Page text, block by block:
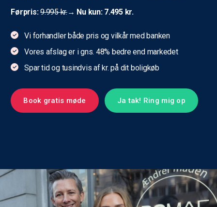
Førpris:9.995 kr.→ Nu kun: 7.495 kr.
Vi forhandler både pris og vilkår med banken
Vores afslag er i gns. 48% bedre end markedet
Spar tid og tusindvis af kr. på dit boligkøb
Book gratis møde Ja tak! Ring mig op